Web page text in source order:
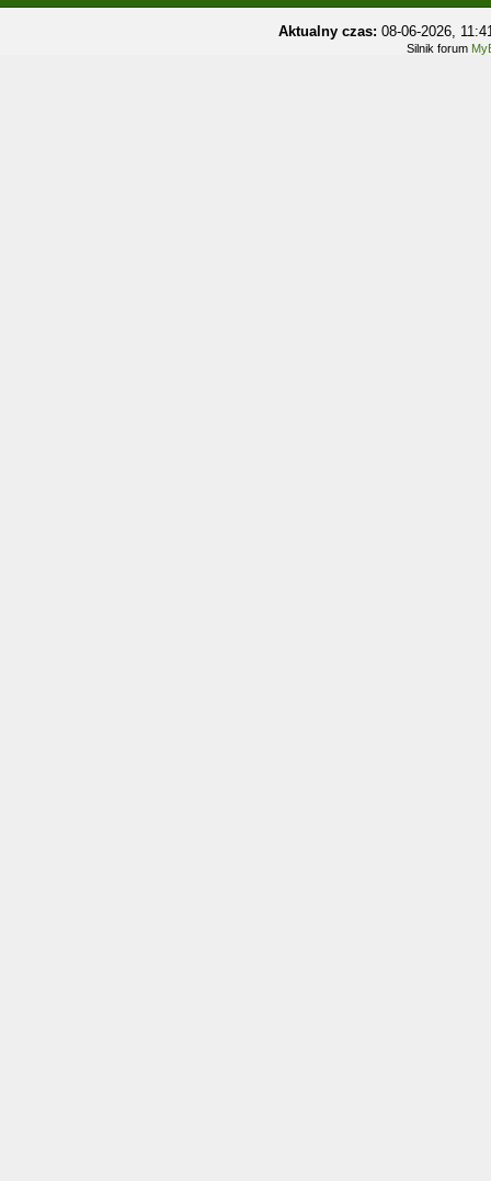
Aktualny czas: 08-06-2026,
Silnik forum